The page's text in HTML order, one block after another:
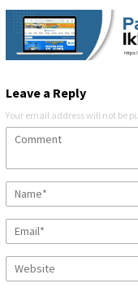
Leave a Reply
Your email address will not be